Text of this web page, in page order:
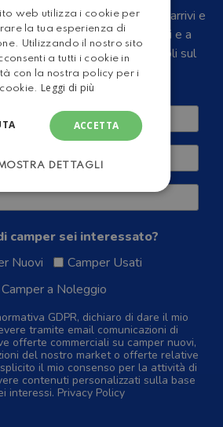
riceverai in anteprima i nuovi arrivi e
camper e caravan nuovi, usati e a
recensioni, iniziative e articoli sul
del turismo outdoor.
camper sei interessato?
Nuovi
Camper Usati
Camper a Noleggio
GDPR, dichiaro di dare il mio
tramite email comunicazioni di
offerte commerciali su camper nuovi,
del nostro market o offerte relative
il mio consenso per la attività di
contenuti personalizzati sulla base
interessi. Privacy Policy
ENGLISH
web utilizza i cookie per
la tua esperienza di
Utilizzando il nostro sito
a tutti i cookie in
con la nostra policy per i
cookie. Leggi di più
ACCETTA
DETTAGLI